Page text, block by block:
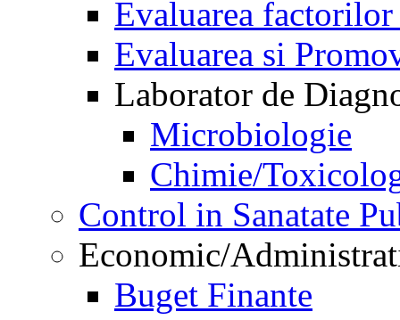
Evaluarea
Evaluarea si
Laborator de
Microbiologie
Chimie/
Control in Sanatate
Economic/
Buget Finante